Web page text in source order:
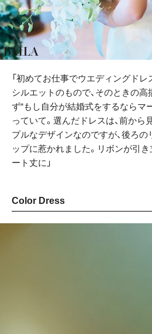
「初めてお仕事でウエディングド
シルエットのもので、そのときの
ず“もし自分が結婚式をするならマ
っていて。選んだドレスは、前か
プルなデザインなのですが、後ろ
ップに惹かれました。リボンが引き
ート丈に」
Color Dress